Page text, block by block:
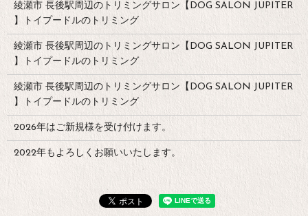
綾瀬市 長後駅周辺のトリミングサロン【DOG SALON JUPITER
】トイプードルのトリミング
綾瀬市 長後駅周辺のトリミングサロン【DOG SALON JUPITER
】トイプードルのトリミング
綾瀬市 長後駅周辺のトリミングサロン【DOG SALON JUPITER
】トイプードルのトリミング
2026年はご新規様を受け付けます。
2022年もよろしくお願いいたします。